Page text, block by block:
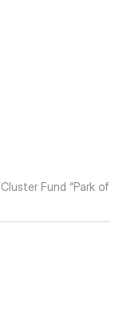
Fund “Park of